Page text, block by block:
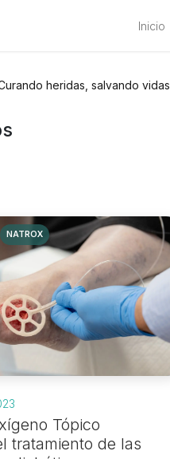
Inicio
heridas, salvando vidas
NATROX
Tópico
tratamiento de las